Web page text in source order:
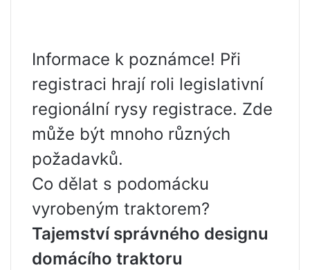
Informace k poznámce! Při
registraci hrají roli legislativní
regionální rysy registrace. Zde
může být mnoho různých
požadavků.
Co dělat s podomácku
vyrobeným traktorem?
Tajemství správného designu
domácího traktoru